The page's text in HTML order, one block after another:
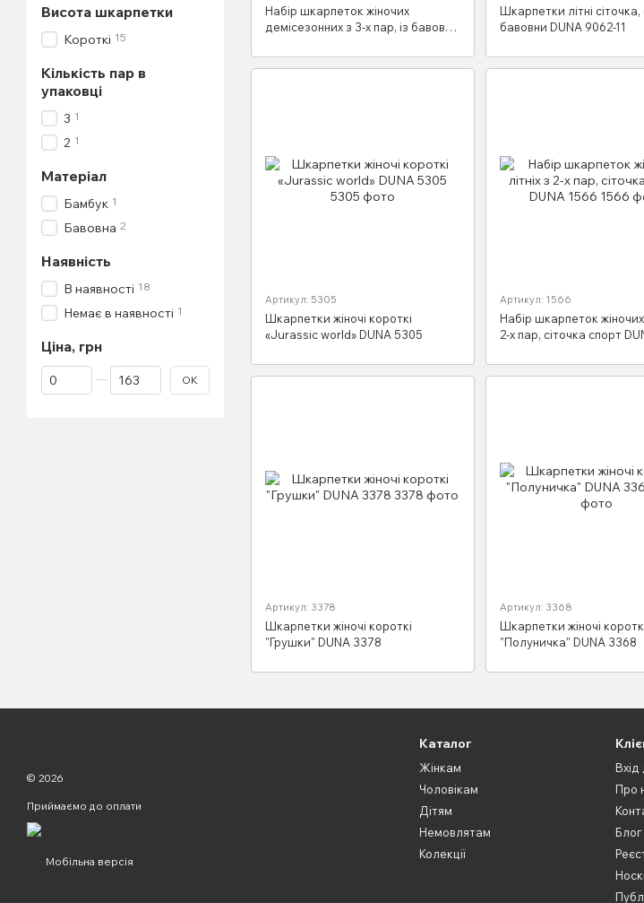
Набір шкарпеток жіночих
демісезонних з 3-х пар, із бавовни
Шкарпетки літні сіточка,
бавовни DUNA 9062-11
Артикул: 5305
Шкарпетки жіночі короткі
«Jurassic world» DUNA 5305
Артикул: 1566
Набір шкарпеток жіночих
2-х пар, сіточка спорт
Артикул: 3378
Шкарпетки жіночі короткі
"Грушки" DUNA 3378
Артикул: 3368
Шкарпетки жіночі
"Полуничка" DUNA 3368
Висота шкарпетки
Короткі 15
Кількість пар в
упаковці
3 1
2 1
Матеріал
Бамбук 1
Бавовна 2
Наявність
В наявності 18
Немає в наявності 1
Ціна, грн
Від Ціна, грн
До Ціна, грн ОК
© 2026
Приймаємо до оплати
Мобільна версія
Каталог
Жінкам
Чоловікам
Дітям
Немовлятам
Колекції
Вхід
Про
Блог